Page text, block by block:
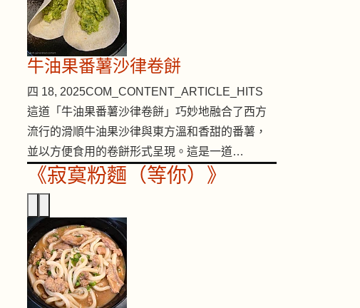
牛油果番薯沙律卷餅
四 18, 2025COM_CONTENT_ARTICLE_HITS
這道「牛油果番薯沙律卷餅」巧妙地融合了西方
流行的滑順牛油果沙律與東方溫和香甜的番薯，
並以方便食用的卷餅形式呈現。這是一道…
《寂寞粉麵（等你）》